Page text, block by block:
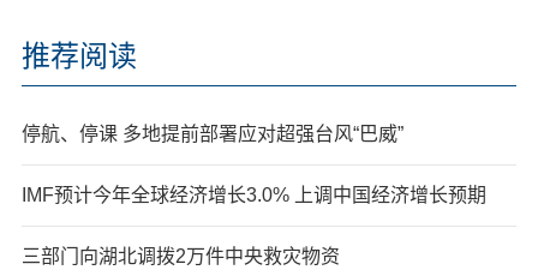
推荐阅读
停航、停课 多地提前部署应对超强台风“巴威”
IMF预计今年全球经济增长3.0% 上调中国经济增长预期
三部门向湖北调拨2万件中央救灾物资